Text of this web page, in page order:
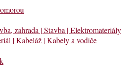
zahrada | Stavba | Elektromateriály
| Kabeláž | Kabely a vodiče